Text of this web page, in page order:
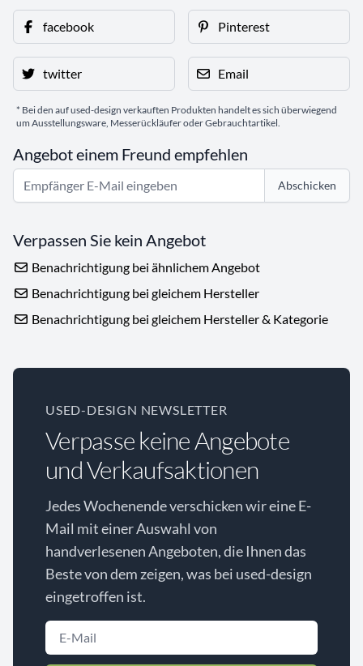
facebook Pinterest
twitter Email
* Bei den auf used-design verkauften Produkten handelt es sich überwiegend
um Ausstellungsware, Messerückläufer oder Gebrauchtartikel.
Angebot einem Freund empfehlen
Abschicken
Verpassen Sie kein Angebot
Benachrichtigung bei ähnlichem Angebot
Benachrichtigung bei gleichem Hersteller
Benachrichtigung bei gleichem Hersteller & Kategorie
USED-DESIGN NEWSLETTER
Verpasse keine Angebote
und Verkaufsaktionen
Jedes Wochenende verschicken wir eine E-
Mail mit einer Auswahl von
handverlesenen Angeboten, die Ihnen das
Beste von dem zeigen, was bei used-design
eingetroffen ist.